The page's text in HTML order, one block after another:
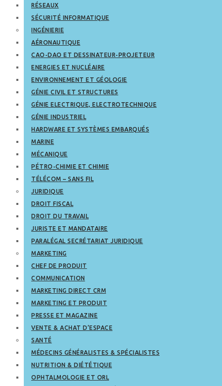
RÉSEAUX
SÉCURITÉ INFORMATIQUE
INGÉNIERIE
AÉRONAUTIQUE
CAO-DAO ET DESSINATEUR-PROJETEUR
ENERGIES ET NUCLÉAIRE
ENVIRONNEMENT ET GÉOLOGIE
GÉNIE CIVIL ET STRUCTURES
GÉNIE ELECTRIQUE, ELECTROTECHNIQUE
GÉNIE INDUSTRIEL
HARDWARE ET SYSTÈMES EMBARQUÉS
MARINE
MÉCANIQUE
PÉTRO-CHIMIE ET CHIMIE
TÉLÉCOM – SANS FIL
JURIDIQUE
DROIT FISCAL
DROIT DU TRAVAIL
JURISTE ET MANDATAIRE
PARALÉGAL SECRÉTARIAT JURIDIQUE
MARKETING
CHEF DE PRODUIT
COMMUNICATION
MARKETING DIRECT CRM
MARKETING ET PRODUIT
PRESSE ET MAGAZINE
VENTE & ACHAT D’ESPACE
SANTÉ
MÉDECINS GÉNÉRALISTES & SPÉCIALISTES
NUTRITION & DIÉTÉTIQUE
OPHTALMOLOGIE ET ORL